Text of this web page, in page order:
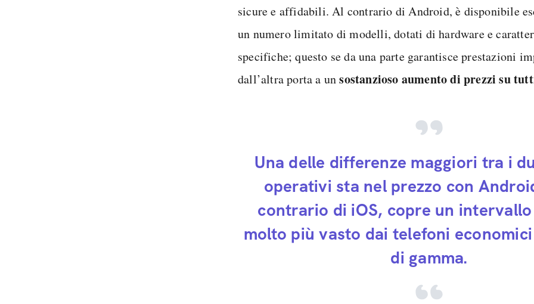
sicure e affidabili. Al contrario di Android, è disponibile
un numero limitato di modelli, dotati di hardware e
specifiche; questo se da una parte garantisce prestazioni
dall’altra porta a unsostanzioso aumento di prezzi su
Una delle differenze maggiori tra i
operativi sta nel prezzo con
contrario di iOS, copre un
molto più vasto dai telefoni
di gamma.